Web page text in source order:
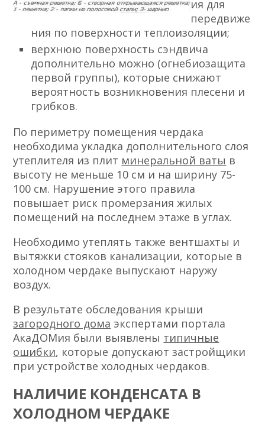
ия для
передвиже
ния по поверхности теплоизоляции;
верхнюю поверхность сэндвича
дополнительно можно (огнебиозащита
первой группы), которые снижают
вероятность возникновения плесени и
грибков.
По периметру помещения чердака
необходима укладка дополнительного слоя
утеплителя из плит минеральной ваты в
высоту не меньше 10 см и на ширину 75-
100 см. Нарушение этого правила
повышает риск промерзания жилых
помещений на последнем этаже в углах.
Необходимо утеплять также вентшахты и
вытяжки стояков канализации, которые в
холодном чердаке выпускают наружу
воздух.
В результате обследования крыши
загородного дома экспертами портала
АкаДОМия были выявлены типичные
ошибки, которые допускают застройщики
при устройстве холодных чердаков.
НАЛИЧИЕ КОНДЕНСАТА В
ХОЛОДНОМ ЧЕРДАКЕ